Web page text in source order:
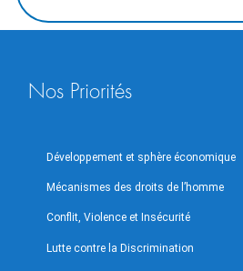
Nos Priorités
Développement et sphère économique
Mécanismes des droits de l’homme
Conflit, Violence et Insécurité
Lutte contre la Discrimination